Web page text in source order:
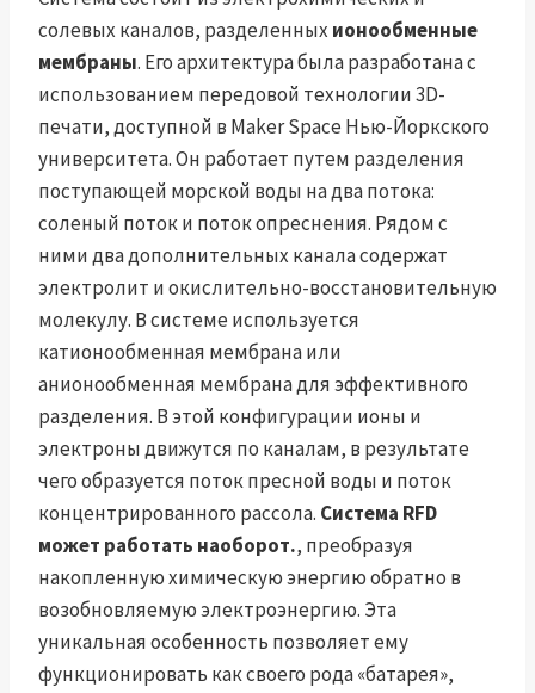
солевых каналов, разделенных ионообменные
мембраны. Его архитектура была разработана с
использованием передовой технологии 3D-
печати, доступной в Maker Space Нью-Йоркского
университета. Он работает путем разделения
поступающей морской воды на два потока:
соленый поток и поток опреснения. Рядом с
ними два дополнительных канала содержат
электролит и окислительно-восстановительную
молекулу. В системе используется
катионообменная мембрана или
анионообменная мембрана для эффективного
разделения. В этой конфигурации ионы и
электроны движутся по каналам, в результате
чего образуется поток пресной воды и поток
концентрированного рассола. Система RFD
может работать наоборот., преобразуя
накопленную химическую энергию обратно в
возобновляемую электроэнергию. Эта
уникальная особенность позволяет ему
функционировать как своего рода «батарея»,